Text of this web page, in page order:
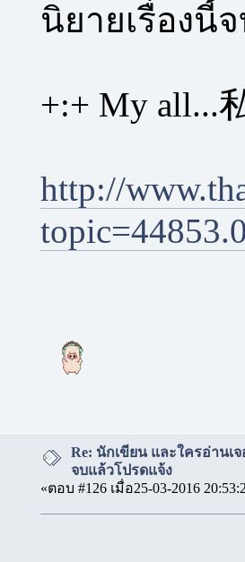
นิยายเรื่อง
+:+ My all...
http://
Re: นักเขียน และใครอ่านเ
จบแล้วโปรดแจ้ง
«ตอบ #126 เมื่อ25-03-2016